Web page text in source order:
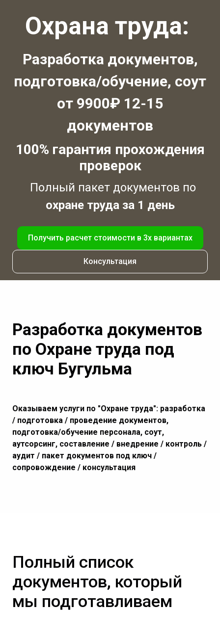
Охрана труда:
Разработка документов,
подготовка/обучение, соут
от 9900₽ 12-15
документов
100% гарантия прохождения
проверок
Полный пакет документов по
охране труда за 1 день
Получить расчет стоимости в 3х вариантах
Консультация
Разработка документов
по Охране труда под
ключ Бугульма
Оказываем услуги по "Охране труда": разработка
/ подготовка / проведение документов,
подготовка/обучение персонала, соут,
аутсорсинг, составление / внедрение / контроль /
аудит / пакет документов под ключ /
сопровождение / консультация
Полный список
документов, который
мы подготавливаем